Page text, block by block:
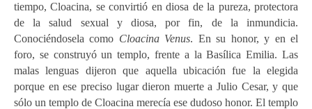
tiempo, Cloacina, se convirtió en diosa de la pureza, protectora
de la salud sexual y diosa, por fin, de la inmundicia.
Conociéndosela como Cloacina Venus. En su honor, y en el
foro, se construyó un templo, frente a la Basílica Emilia. Las
malas lenguas dijeron que aquella ubicación fue la elegida
porque en ese preciso lugar dieron muerte a Julio Cesar, y que
sólo un templo de Cloacina merecía ese dudoso honor. El templo